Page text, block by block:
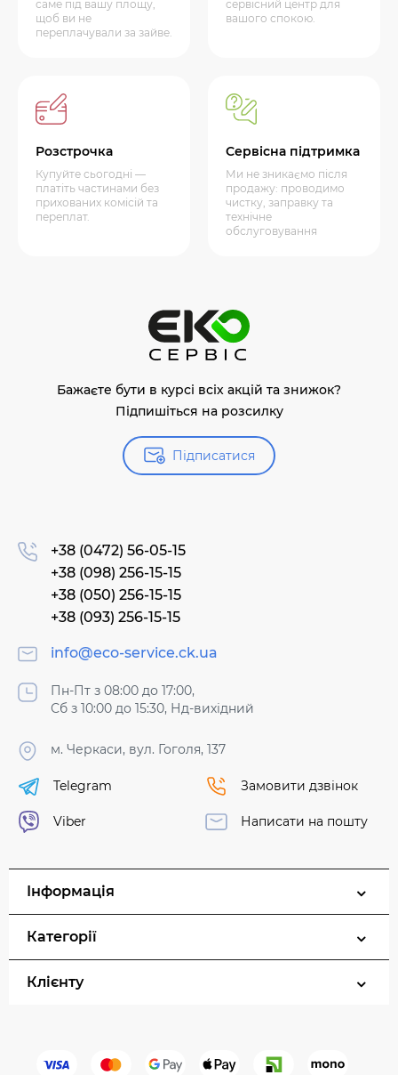
саме під вашу площу,
щоб ви не
переплачували за зайве.
сервісний центр для
вашого спокою.
Розстрочка
Купуйте сьогодні —
платіть частинами без
прихованих комісій та
переплат.
Сервісна підтримка
Ми не зникаємо після
продажу: проводимо
чистку, заправку та
технічне
обслуговування
Бажаєте бути в курсі всіх акцій та знижок?
Підпишіться на розсилку
Підписатися
+38 (0472) 56-05-15
+38 (098) 256-15-15
+38 (050) 256-15-15
+38 (093) 256-15-15
info@eco-service.ck.ua
Пн-Пт з 08:00 до 17:00,
Сб з 10:00 до 15:30, Нд-вихідний
м. Черкаси, вул. Гоголя, 137
Telegram
Viber
Замовити дзвінок
Написати на пошту
Інформація
Категорії
Клієнту